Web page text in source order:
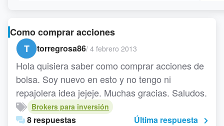
Como comprar acciones
T
torregrosa86/ 4 febrero 2013
Hola quisiera saber como comprar acciones de
bolsa. Soy nuevo en esto y no tengo ni
repajolera idea jejeje. Muchas gracias. Saludos.
Brokers para inversión
8 respuestas Última respuesta